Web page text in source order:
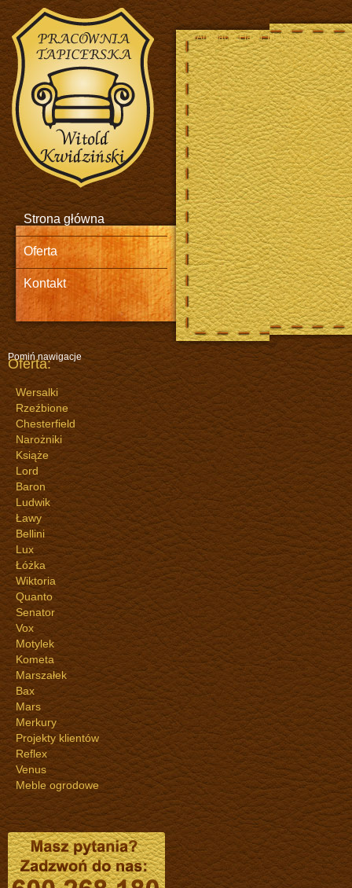
Animacja Flash. Meble skórzane.
Pomiń nawigacje
Strona główna
Oferta
Kontakt
Oferta:
Wersalki
Rzeźbione
Chesterfield
Narożniki
Książe
Lord
Baron
Ludwik
Ławy
Bellini
Lux
Łóżka
Wiktoria
Quanto
Senator
Vox
Motylek
Kometa
Marszałek
Bax
Mars
Merkury
Projekty klientów
Reflex
Venus
Meble ogrodowe